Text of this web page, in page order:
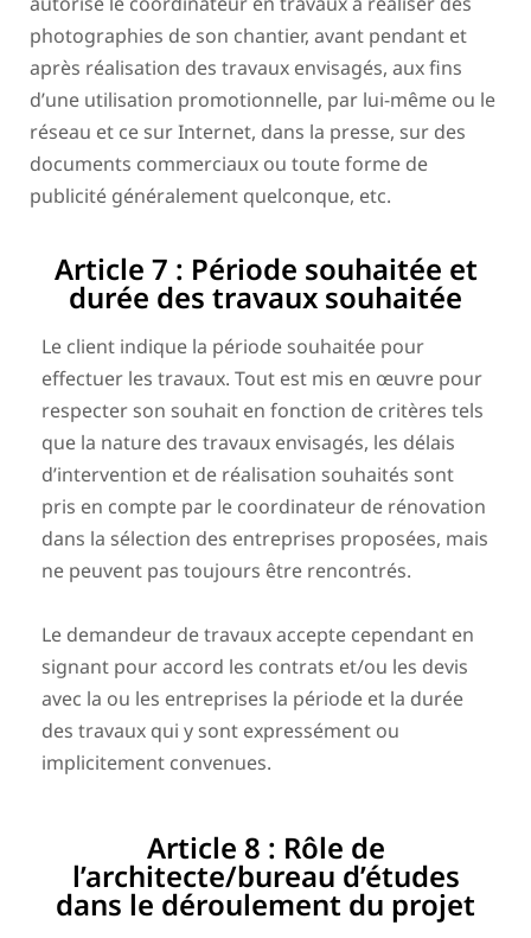
photographies de son chantier, avant pendant et
après réalisation des travaux envisagés, aux fins
d’une utilisation promotionnelle, par lui-même ou le
réseau et ce sur Internet, dans la presse, sur des
documents commerciaux ou toute forme de
publicité généralement quelconque, etc.
Article 7 : Période souhaitée et
durée des travaux souhaitée
Le client indique la période souhaitée pour
effectuer les travaux. Tout est mis en œuvre pour
respecter son souhait en fonction de critères tels
que la nature des travaux envisagés, les délais
d’intervention et de réalisation souhaités sont
pris en compte par le coordinateur de rénovation
dans la sélection des entreprises proposées, mais
ne peuvent pas toujours être rencontrés.
Le demandeur de travaux accepte cependant en
signant pour accord les contrats et/ou les devis
avec la ou les entreprises la période et la durée
des travaux qui y sont expressément ou
implicitement convenues.
Article 8 : Rôle de
l’architecte/bureau d’études
dans le déroulement du projet